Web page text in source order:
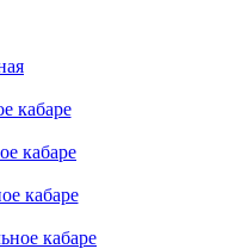
кабаре
кабаре
кабаре
кабаре